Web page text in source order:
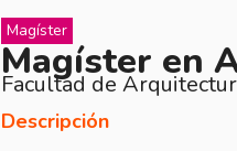
Magíster
Magíster en
Facultad de
Descripción